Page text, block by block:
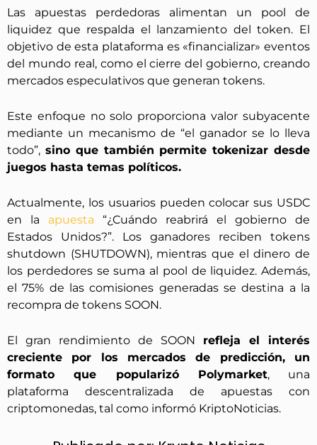
Las apuestas perdedoras alimentan un pool de
liquidez que respalda el lanzamiento del token. El
objetivo de esta plataforma es «financializar» eventos
del mundo real, como el cierre del gobierno, creando
mercados especulativos que generan tokens.
Este enfoque no solo proporciona valor subyacente
mediante un mecanismo de “el ganador se lo lleva
todo”, sino que también permite tokenizar desde
juegos hasta temas políticos.
Actualmente, los usuarios pueden colocar sus USDC
en la apuesta “¿Cuándo reabrirá el gobierno de
Estados Unidos?”. Los ganadores reciben tokens
shutdown (SHUTDOWN), mientras que el dinero de
los perdedores se suma al pool de liquidez. Además,
el 75% de las comisiones generadas se destina a la
recompra de tokens SOON.
El gran rendimiento de SOON refleja el interés
creciente por los mercados de predicción, un
formato que popularizó Polymarket, una
plataforma descentralizada de apuestas con
criptomonedas, tal como informó KriptoNoticias.